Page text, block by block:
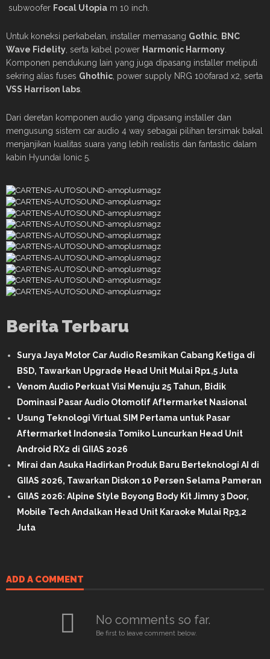
subwoofer Focal Utopia m 10 inch.
Untuk koneksi perkabelan, installer memasang Gothic
BNC
Wave Fidelity , serta kabel power Harmonic Harmony
Komponen pendukung lain yang juga dipasang installer meliputi
sekring alias fuses Ghothic , power supply NRG 100farad x2, serta
VSS Harrison labs
Dari deretan komponen audio yang dipasang installer dan
mengusung sistem car audio 4 way sebagai pilihan tersimak bakal
menjanjikan kualitas suara yang lebih realistis dan fantastic dalam
kabin Hyundai Ionic 5.
Berita Terbaru
Surya Jaya Motor Car Audio Resmikan Cabang Ketiga di
BSD, Tawarkan Upgrade Head Unit Mulai Rp1,5 Juta
Venom Audio Perkuat Visi Menuju 25 Tahun, Bidik
Dominasi Pasar Audio Otomotif Aftermarket Nasional
Usung Teknologi Virtual SIM Pertama untuk Pasar
Aftermarket Indonesia Tomiko Luncurkan Head Unit
Android RX2 di GIIAS 2026
Mirai dan Asuka Hadirkan Produk Baru Berteknologi AI di
GIIAS 2026, Tawarkan Diskon 10 Persen Selama Pameran
GIIAS 2026: Alpine Style Boyong Body Kit Jimny 3 Door,
Mobile Tech Andalkan Head Unit Karaoke Mulai Rp3,2
Juta
ADD A COMMENT
No comments so far.
Be first to leave comment below.